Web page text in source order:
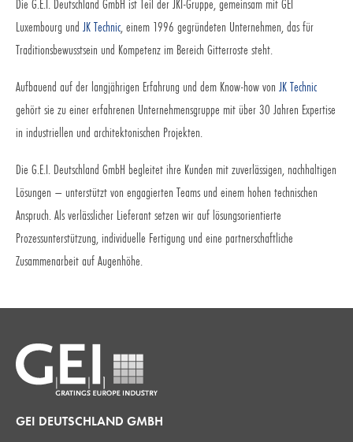
Luxembourg und JK Technic , einem 1996 gegründeten Unternehmen, das für
Traditionsbewusstsein und Kompetenz im Bereich Gitterroste steht.
Aufbauend auf der langjährigen Erfahrung und dem Know-how von JK Technic
gehört sie zu einer erfahrenen Unternehmensgruppe mit über 30 Jahren Expertise
in industriellen und architektonischen Projekten.
Die G.E.I. Deutschland GmbH begleitet ihre Kunden mit zuverlässigen, nachhaltigen
Lösungen – unterstützt von engagierten Teams und einem hohen technischen
Anspruch. Als verlässlicher Lieferant setzen wir auf lösungsorientierte
Prozessunterstützung, individuelle Fertigung und eine partnerschaftliche
Zusammenarbeit auf Augenhöhe.
GEI DEUTSCHLAND GMBH